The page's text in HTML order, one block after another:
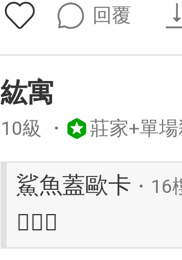
回覆
紘寓
10級 ・ 莊家+單
鯊魚蓋歐卡 ・
⛹🏿‍♂️